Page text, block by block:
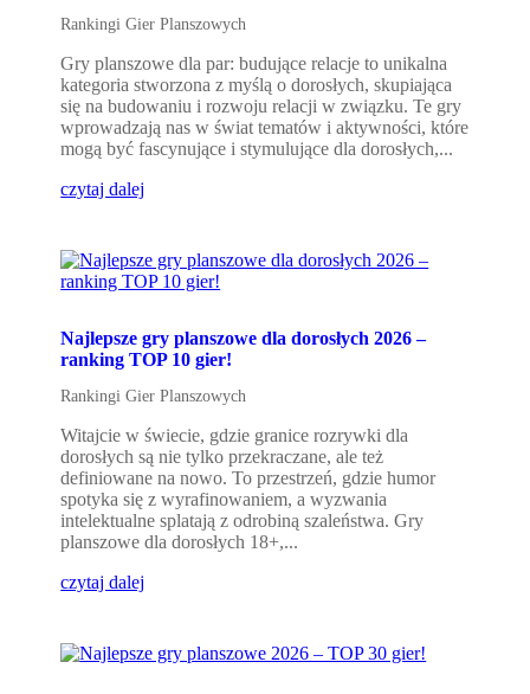
Rankingi Gier Planszowych
Gry planszowe dla par: budujące relacje to unikalna
kategoria stworzona z myślą o dorosłych, skupiająca
się na budowaniu i rozwoju relacji w związku. Te gry
wprowadzają nas w świat tematów i aktywności, które
mogą być fascynujące i stymulujące dla dorosłych,...
czytaj dalej
Najlepsze gry planszowe dla dorosłych 2026 –
ranking TOP 10 gier!
Rankingi Gier Planszowych
Witajcie w świecie, gdzie granice rozrywki dla
dorosłych są nie tylko przekraczane, ale też
definiowane na nowo. To przestrzeń, gdzie humor
spotyka się z wyrafinowaniem, a wyzwania
intelektualne splatają z odrobiną szaleństwa. Gry
planszowe dla dorosłych 18+,...
czytaj dalej